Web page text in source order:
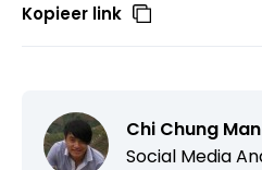
Kopieer link
Chi Chung Man
Social Media